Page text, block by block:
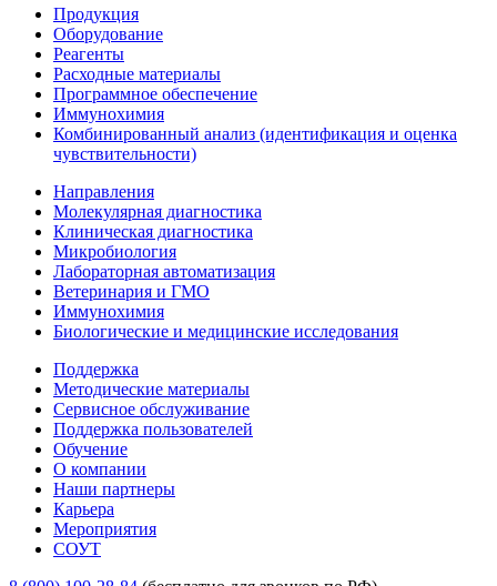
Продукция
Оборудование
Реагенты
Расходные материалы
Программное обеспечение
Иммунохимия
Комбинированный анализ (идентификация и оценка
чувствительности)
Направления
Молекулярная диагностика
Клиническая диагностика
Микробиология
Лабораторная автоматизация
Ветеринария и ГМО
Иммунохимия
Биологические и медицинские исследования
Поддержка
Методические материалы
Сервисное обслуживание
Поддержка пользователей
Обучение
О компании
Наши партнеры
Карьера
Мероприятия
СОУТ